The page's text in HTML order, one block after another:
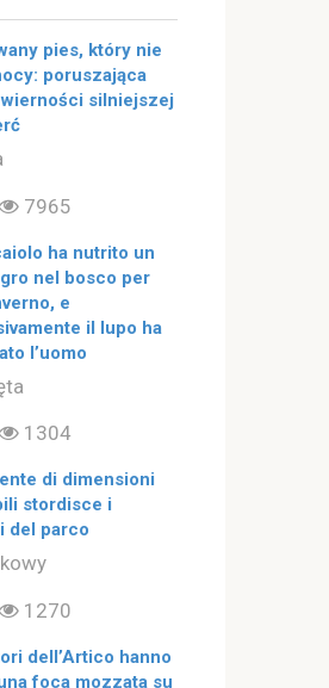
pies, który nie
poruszająca
silniejszej
7965
ha nutrito un
nel bosco per
e
il lupo ha
l’uomo
1304
di dimensioni
stordisce i
del parco
1270
dell’Artico hanno
foca mozzata su